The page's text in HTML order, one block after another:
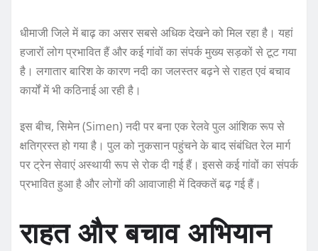
धीमाजी जिले में बाढ़ का असर सबसे अधिक देखने को मिल रहा है। यहां
हजारों लोग प्रभावित हैं और कई गांवों का संपर्क मुख्य सड़कों से टूट गया
है। लगातार बारिश के कारण नदी का जलस्तर बढ़ने से राहत एवं बचाव
कार्यों में भी कठिनाई आ रही है।
इस बीच, सिमेन (Simen) नदी पर बना एक रेलवे पुल आंशिक रूप से
क्षतिग्रस्त हो गया है। पुल को नुकसान पहुंचने के बाद संबंधित रेल मार्ग
पर ट्रेन सेवाएं अस्थायी रूप से रोक दी गई हैं। इससे कई गांवों का संपर्क
प्रभावित हुआ है और लोगों की आवाजाही में दिक्कतें बढ़ गई हैं।
राहत और बचाव अभियान